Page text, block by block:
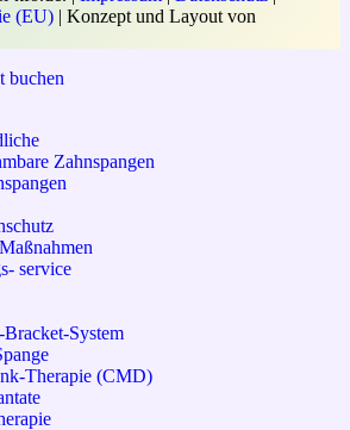
(EU) | Konzept und Layout von
buchen
Zahnspangen
service
System
Therapie (CMD)